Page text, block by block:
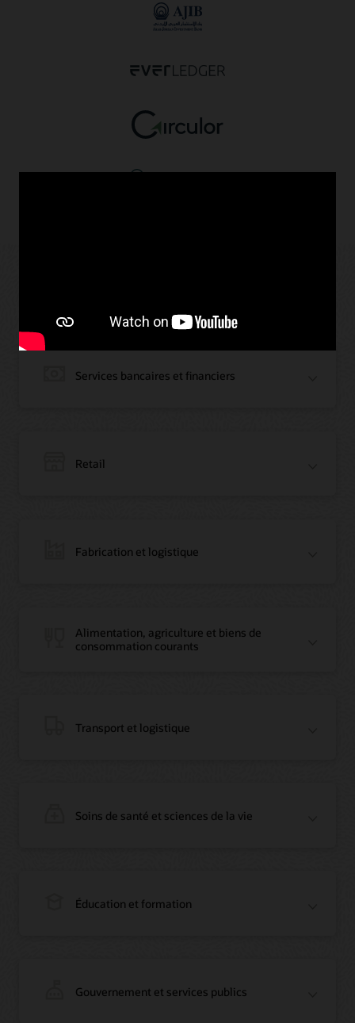
Services bancaires et financiers
blockchain avec Oracle
Article : La première banque de Jordanie devient leader régional de la
Webinaire à la demande : Utiliser Oracle Enterprise Blockchain pour fluidifier
Retail
Témoignage vidéo (1:42)
Fabrication et logistique
Alimentation, agriculture et biens de
consommation courants
Vidéo : Oracle Blockchain Platform pour la vérification des diamants
Transport et logistique
Blog : Oracle et CargoSmart accélèrent la collaboration technique de neuf
Soins de santé et sciences de la vie
Éducation et formation
Gouvernement et services publics